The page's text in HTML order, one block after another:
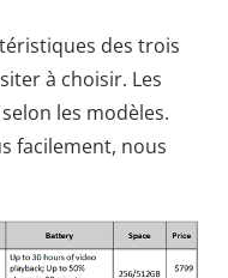
des trois
à choisir. Les
les modèles.
facilement, nous